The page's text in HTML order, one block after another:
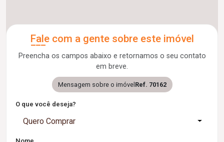
Fale com a gente sobre este imóvel
Preencha os campos abaixo e retornamos o seu contato
em breve.
Mensagem sobre o imóvelRef. 70162
O que você deseja?
Quero Comprar
Nome